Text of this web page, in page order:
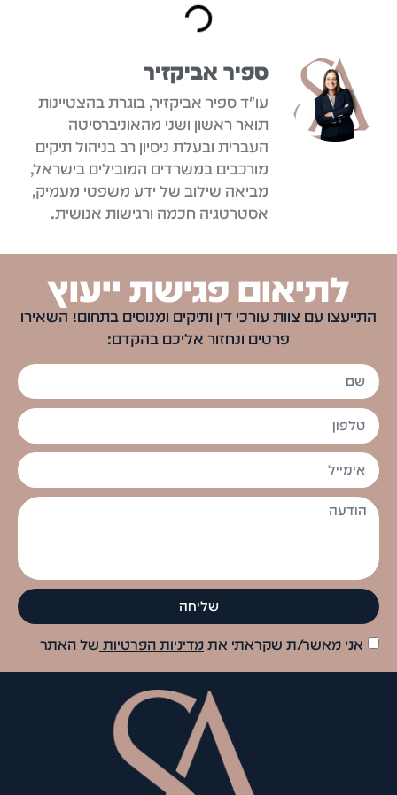
ספיר אביקזיר
עו"ד ספיר אביקזיר, בוגרת בהצטיינות
תואר ראשון ושני מהאוניברסיטה
העברית ובעלת ניסיון רב בניהול תיקים
מורכבים במשרדים המובילים בישראל,
מביאה שילוב של ידע משפטי מעמיק,
אסטרטגיה חכמה ורגישות אנושית.
לתיאום פגישת ייעוץ
התייעצו עם צוות עורכי דין ותיקים ומנוסים בתחום! השאירו
פרטים ונחזור אליכם בהקדם:
אני מאשר/ת שקראתי אתמדיניות הפרטיות של האתר
שליחה